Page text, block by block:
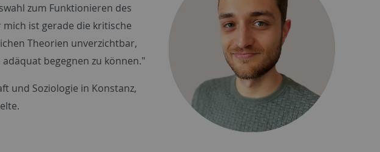
zum Funktionieren des
ist gerade die kritische
Theorien unverzichtbar,
begegnen zu können."
und Soziologie in Konstanz,